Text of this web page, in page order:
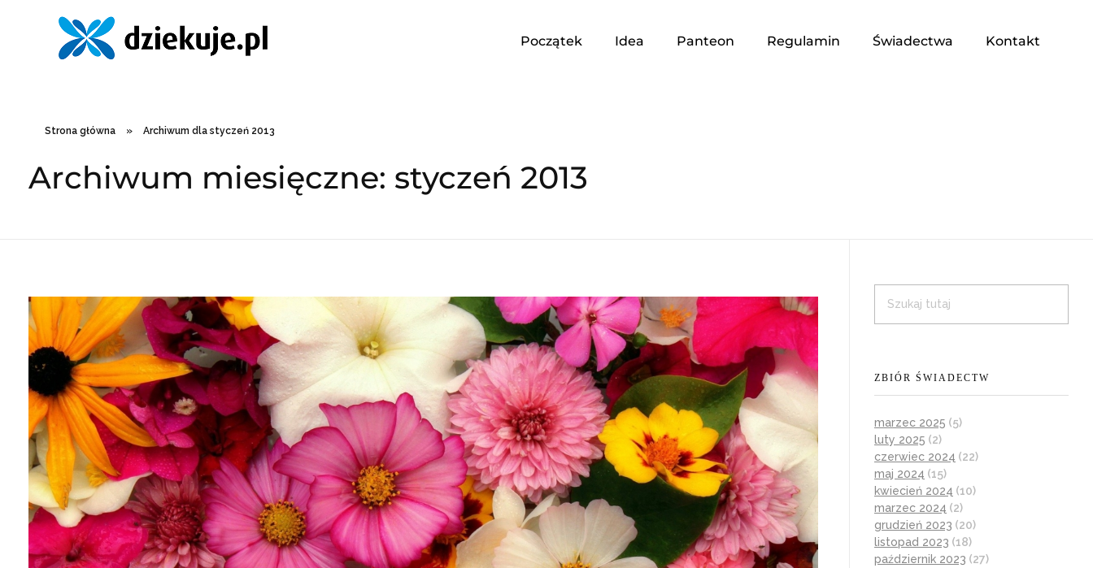
Początek Idea Panteon Regulamin Świadectwa Kontakt
Strona główna » Archiwum dla styczeń 2013
Archiwum miesięczne: styczeń 2013
ZBIÓR ŚWIADECTW
marzec 2025 (5)
luty 2025 (2)
czerwiec 2024 (22)
maj 2024 (15)
kwiecień 2024 (10)
marzec 2024 (2)
grudzień 2023 (20)
listopad 2023 (18)
październik 2023 (27)